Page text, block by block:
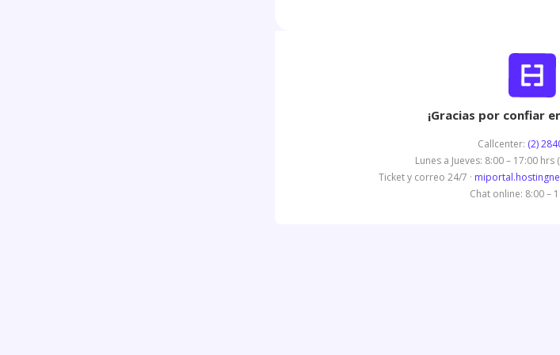
¡Gracias por confiar
Callcenter: (2)
Lunes a Jueves: 8:00 – 17:00
Ticket y correo 24/7 ·
Chat online: 8:00 –